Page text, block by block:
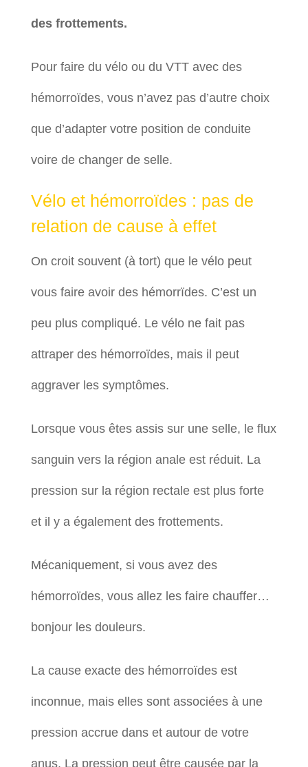
des frottements.
Pour faire du vélo ou du VTT avec des
hémorroïdes, vous n’avez pas d’autre choix
que d’adapter votre position de conduite
voire de changer de selle.
Vélo et hémorroïdes : pas de
relation de cause à effet
On croit souvent (à tort) que le vélo peut
vous faire avoir des hémorrïdes. C’est un
peu plus compliqué. Le vélo ne fait pas
attraper des hémorroïdes, mais il peut
aggraver les symptômes.
Lorsque vous êtes assis sur une selle, le flux
sanguin vers la région anale est réduit. La
pression sur la région rectale est plus forte
et il y a également des frottements.
Mécaniquement, si vous avez des
hémorroïdes, vous allez les faire chauffer…
bonjour les douleurs.
La cause exacte des hémorroïdes est
inconnue, mais elles sont associées à une
pression accrue dans et autour de votre
anus. La pression peut être causée par la